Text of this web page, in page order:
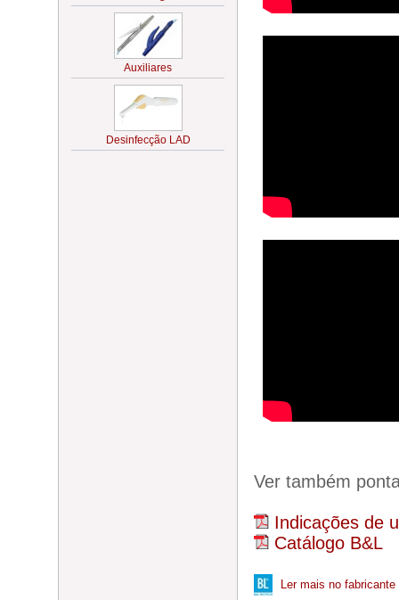
Ver também
Indicações de
Catálogo B&L
Ler mais no fabricante